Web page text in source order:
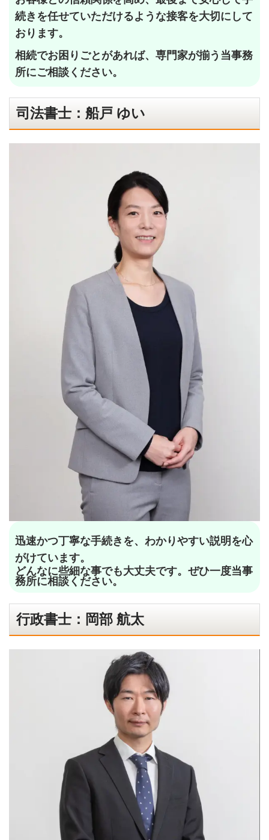
続きを任せていただけるような接客を大切にして
おります。
相続でお困りごとがあれば、専門家が揃う当事務
所にご相談ください。
司法書士：船戸 ゆい
迅速かつ丁寧な手続きを、わかりやすい説明を心
がけています。
どんなに些細な事でも大丈夫です。ぜひ一度当事
務所に相談ください。
行政書士：岡部 航太